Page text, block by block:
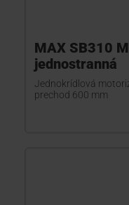
MAX SB310
jednostranná
Jednokrídlová
prechod 600 mm